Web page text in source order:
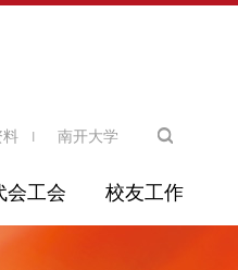
料 南开大学
会工会 校友工作